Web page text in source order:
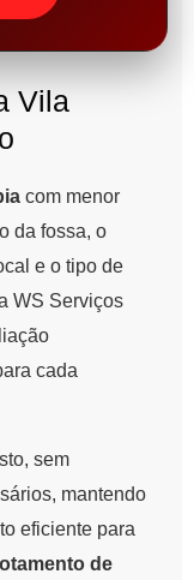
Vila
com menor
da fossa, o
e o tipo de
WS Serviços
cada
sem
mantendo
eficiente para
de